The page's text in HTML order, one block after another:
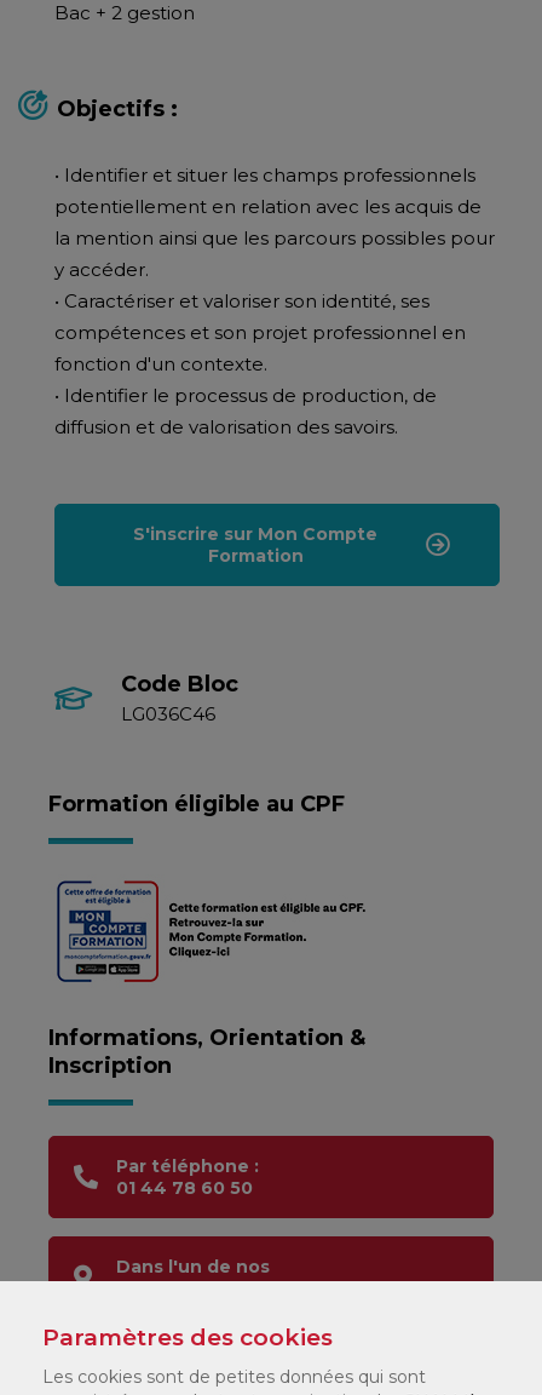
Bac + 2 gestion
Objectifs :
• Identifier et situer les champs professionnels
potentiellement en relation avec les acquis de
la mention ainsi que les parcours possibles pour
y accéder.
• Caractériser et valoriser son identité, ses
compétences et son projet professionnel en
fonction d'un contexte.
• Identifier le processus de production, de
diffusion et de valorisation des savoirs.
S'inscrire sur Mon Compte
Formation
Code Bloc
LG036C46
Formation éligible au CPF
Informations, Orientation &
Inscription
Par téléphone :
01 44 78 60 50
Dans l'un de nos
centres
CNAM
Mode d'emploi
Paramètres des cookies
Les cookies sont de petites données qui sont